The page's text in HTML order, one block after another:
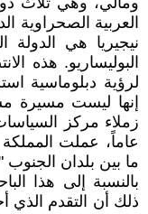
العربية الصحراوية
نيجيريا هي الدولة
البوليساريو. هذه
لرؤية دبلوماسية
إنها ليست مسيرة
عاماً، عملت
ما بين بلدان الجنوب
بالنسبة إلى هذا
ذلك أن التقدم الذي